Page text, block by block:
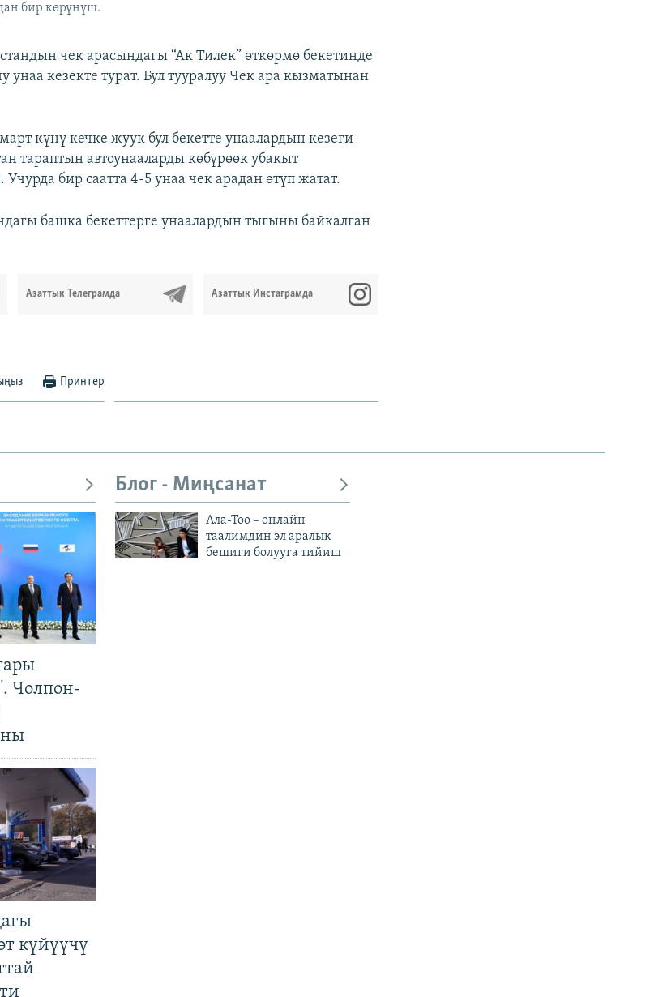
бир көрүнүш.
чек арасындагы “Ак Тилек” өткөрмө бекетинде
кезекте турат. Бул тууралуу Чек ара кызматынан
күнү кечке жуук бул бекетте унаалардын кезеги
тараптын автоунааларды көбүрөөк убакыт
бир саатта 4-5 унаа чек арадан өтүп жатат.
башка бекеттерге унаалардын тыгыны байкалган
Азаттык Телеграмда Азаттык Инстаграмда
Принтер
Чолпон-
күйүүчү
Блог - Миңсанат
Ала-Тоо – онлайн
таалимдин эл аралык
бешиги болууга тийиш